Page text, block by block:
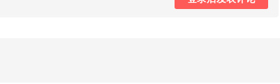
RFM Denim